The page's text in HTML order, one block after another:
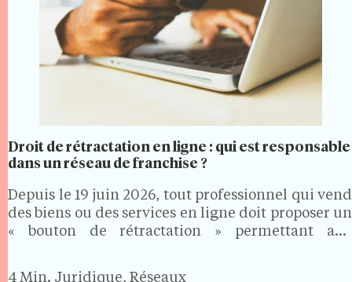
Droit de rétractation en ligne : qui est responsable
dans un réseau de franchise ?
Depuis le 19 juin 2026, tout professionnel qui vend
des biens ou des services en ligne doit proposer un
« bouton de rétractation » permettant aux
rétractation. Dans un réseau de franchise, où les…
4 Min. Juridique, Réseaux